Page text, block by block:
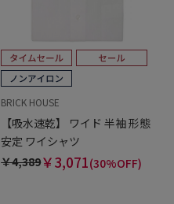
BRICK HOUSE
【吸水速乾】 ワイド 半袖 形態
安定 ワイシャツ
￥4,389￥3,071(30%OFF)